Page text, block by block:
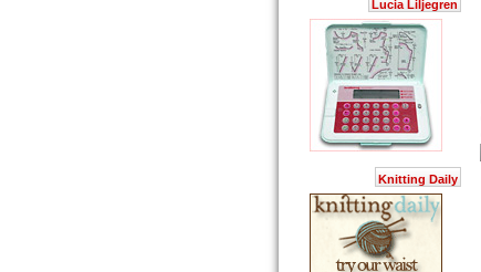
Lucia Liljegren
Knitting Daily